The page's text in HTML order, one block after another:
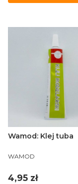
Wamod: Klej tuba
PRODUCENT
WAMOD
Cena
4,95 zł